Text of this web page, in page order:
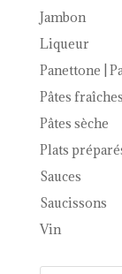
Jambon
Liqueur
Panettone |
Pâtes fraîches
Pâtes sèche
Plats
Sauces
Saucissons
Vin